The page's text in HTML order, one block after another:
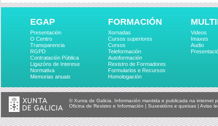
EGAP
Presentación
O Centro
Transparencia
RGPD
Contratación Pública
Ligazóns de Interese
Normativa
Memorias anuais
FORMACIÓN
Xornadas
Cursos superiores
Cursos
Teleformación
Autoformación
Rexistro de Formadores
Formularios e Recursos
Homologación
Videos
Imaxes
Audio
© Xunta de Galicia. Información mantida e publicada na internet
Oficina de Rexistro e Información | Suxestións e queixas | Aviso